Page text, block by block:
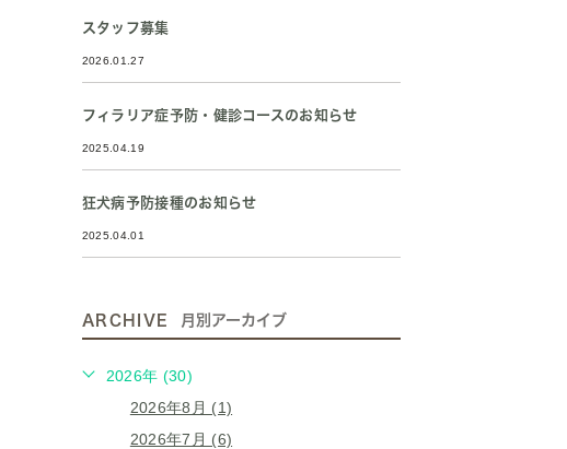
スタッフ募集
2026.01.27
フィラリア症予防・健診コースのお知らせ
2025.04.19
狂犬病予防接種のお知らせ
2025.04.01
ARCHIVE 月別アーカイブ
2026年 (30)
2026年8月 (1)
2026年7月 (6)